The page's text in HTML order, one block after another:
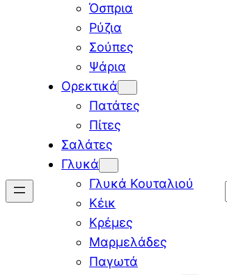
Όσπρια
Ρύζια
Σούπες
Ψάρια
Ορεκτικά
Πατάτες
Πίτες
Σαλάτες
Γλυκά
Γλυκά Κουταλιού
Κέικ
Κρέμες
Μαρμελάδες
Παγωτά